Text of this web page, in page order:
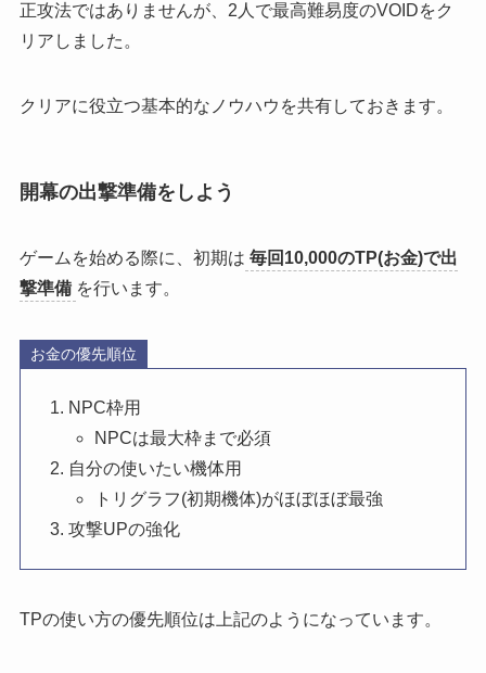
正攻法ではありませんが、2人で最高難易度のVOIDをク
リアしました。
クリアに役立つ基本的なノウハウを共有しておきます。
開幕の出撃準備をしよう
ゲームを始める際に、初期は 毎回 10,000のTP(お金)で出
撃準備 を行います。
お金の優先順位
NPC枠用
NPCは最大枠まで必須
自分の使いたい機体用
トリグラフ(初期機体)がほぼほぼ最強
攻撃UPの強化
TPの使い方の優先順位は上記のようになっています。